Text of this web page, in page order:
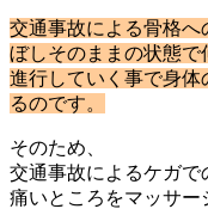
交通事故による骨格へ
ぼしそのままの状態で
進行していく事で身体
るのです。
そのため、
交通事故によるケガで
痛いところをマッサー